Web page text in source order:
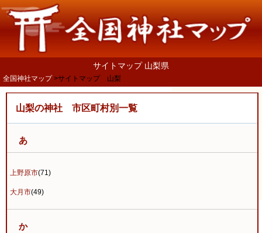
サイトマップ 山梨県
全国神社マップ サイトマップ 山梨
山梨の神社 市区町村別一覧
あ
上野原市(71)
大月市(49)
か